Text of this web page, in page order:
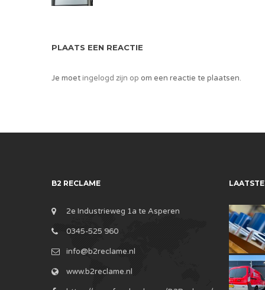
PLAATS EEN REACTIE
Je moetingelogd zijn op om een reactie te plaatsen.
B2 RECLAME
2e Industrieweg 1a te Asperen
0345-525 960
info@b2reclame.nl
www.b2reclame.nl